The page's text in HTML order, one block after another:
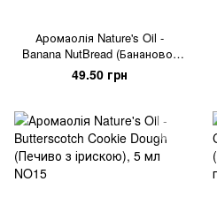
Аромаолія Nature's Oil -
Banana NutBread (Бананово-
горіховий хліб), 5 мл
49.50 грн